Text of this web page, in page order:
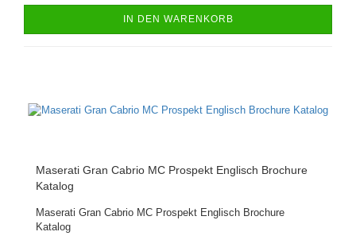
IN DEN WARENKORB
Maserati Gran Cabrio MC Prospekt Englisch Brochure
Katalog
Maserati Gran Cabrio MC Prospekt Englisch Brochure
Katalog